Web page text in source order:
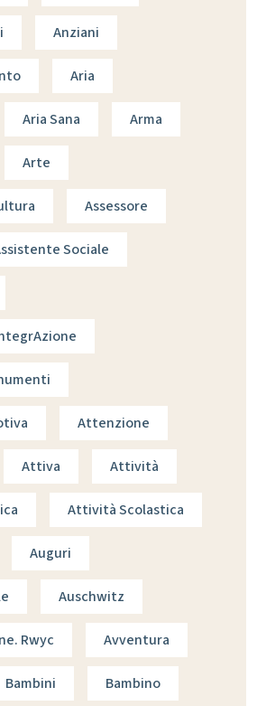
Anziani
Aria
Aria Sana Arma
Arte
Assessore
Sociale
Attenzione
Attiva Attività
Attività Scolastica
Auguri
Auschwitz
Rwyc Avventura
Bambini Bambino